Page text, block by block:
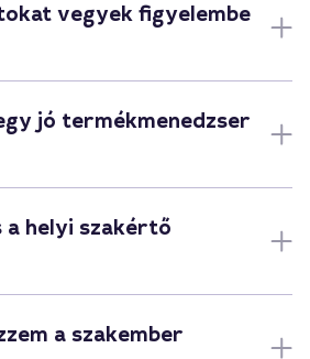
vegyek figyelembe
jó termékmenedzser
a helyi szakértő
a szakember